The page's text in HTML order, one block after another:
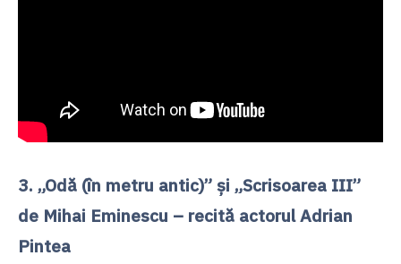
3. „Odă (în metru antic)” şi „Scrisoarea III”
de Mihai Eminescu – recită actorul Adrian
Pintea